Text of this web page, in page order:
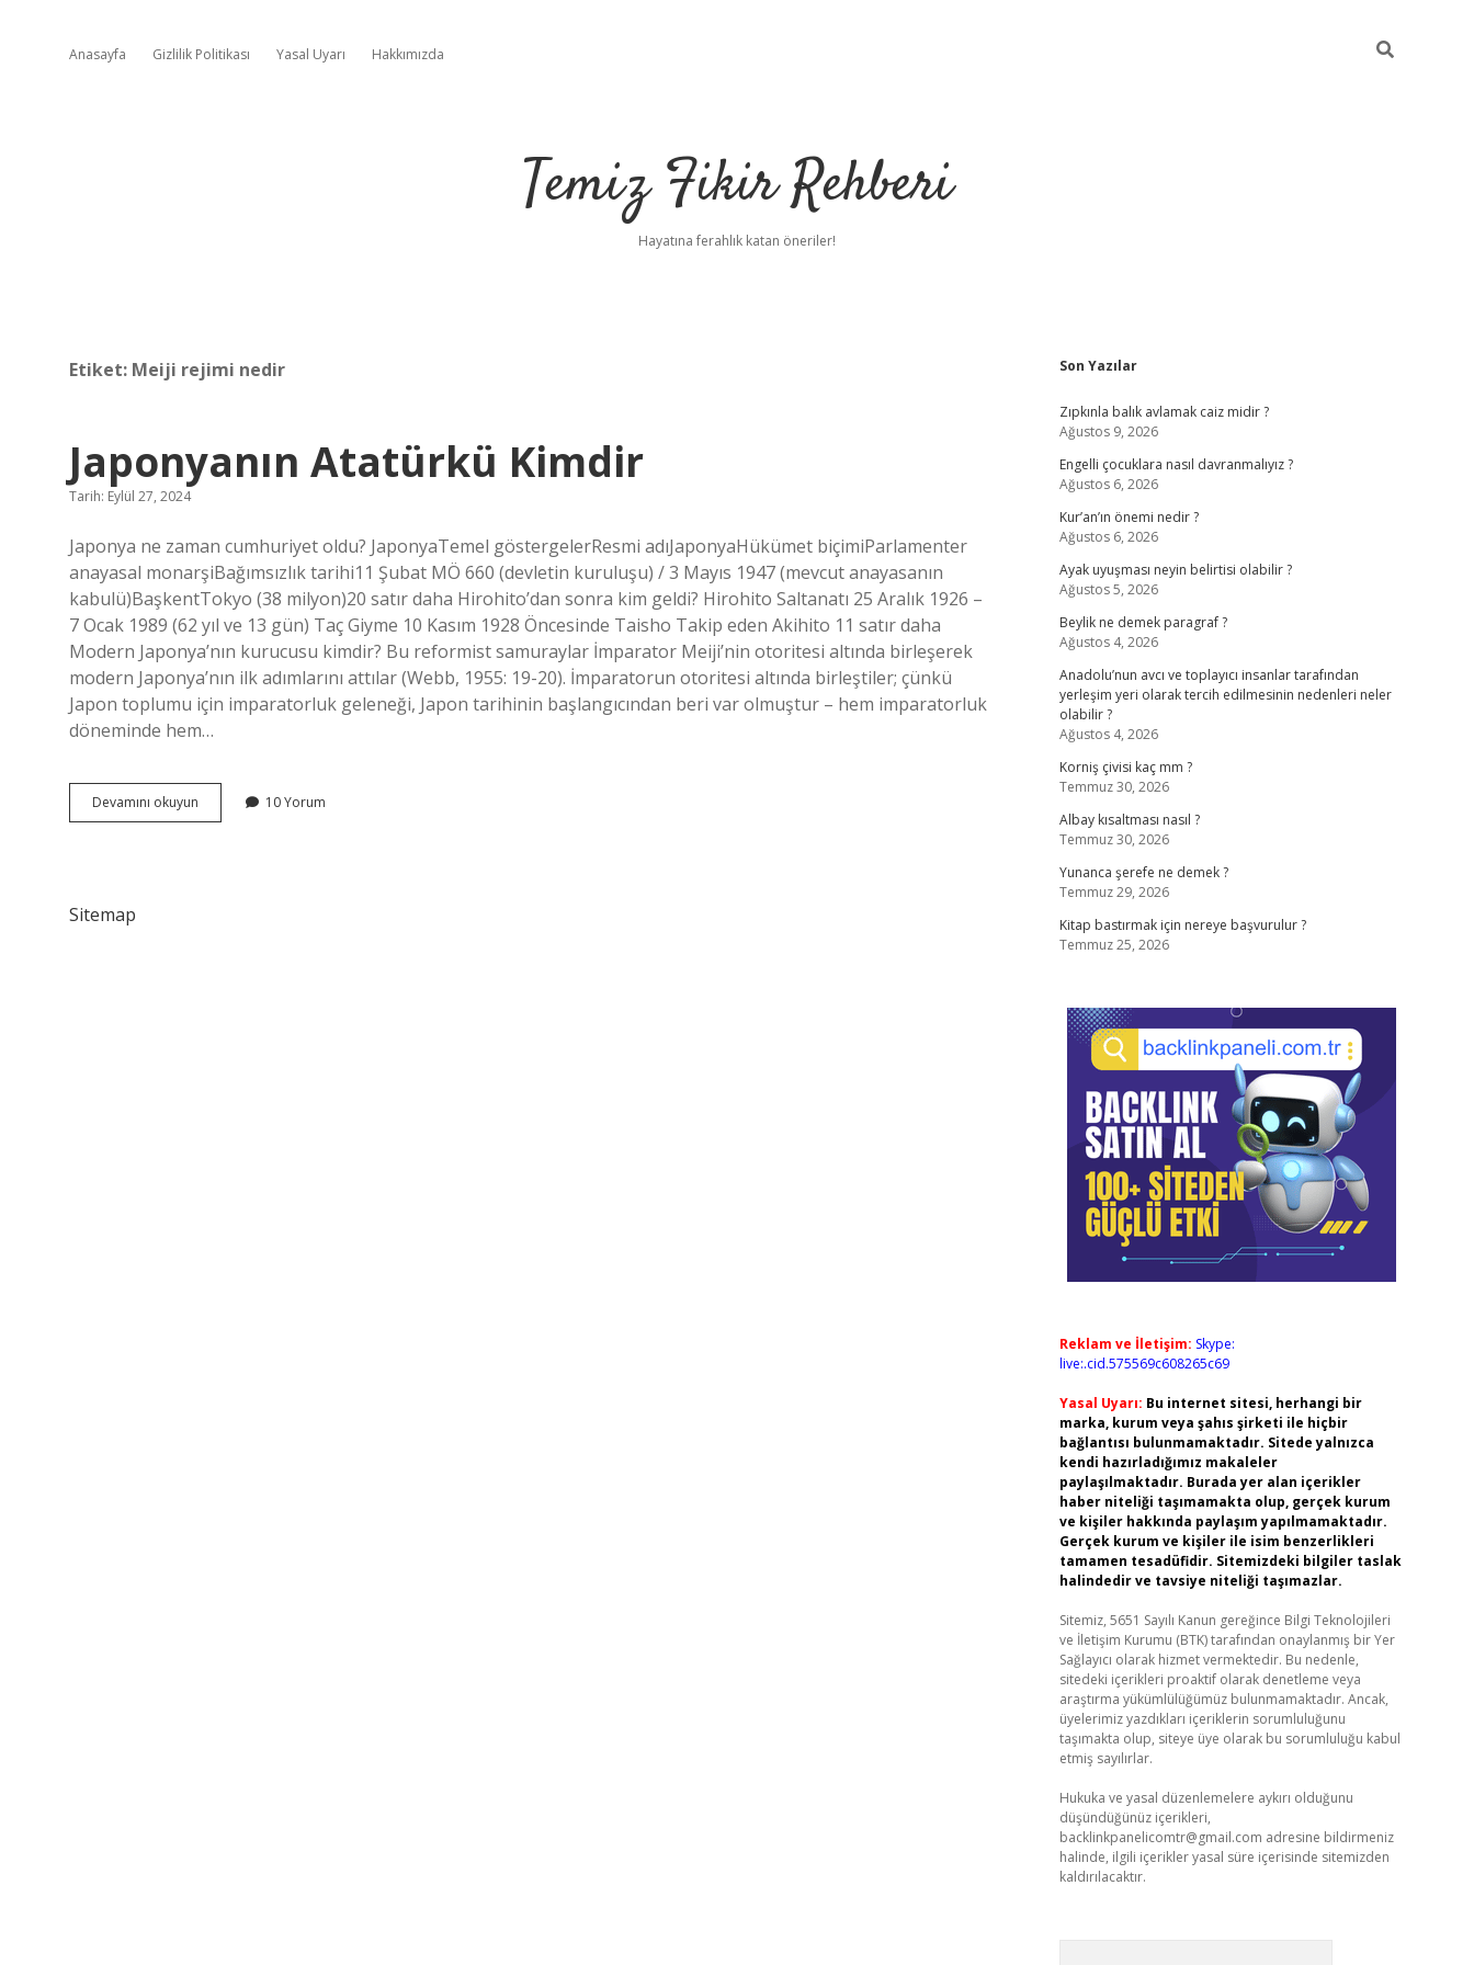
Anasayfa Gizlilik Politikası Yasal Uyarı Hakkımızda
Temiz Fikir Rehberi
Hayatına ferahlık katan öneriler!
Etiket: Meiji rejimi nedir
Japonyanın Atatürkü Kimdir
Tarih: Eylül 27, 2024
Japonya ne zaman cumhuriyet oldu? JaponyaTemel göstergelerResmi adıJaponyaHükümet biçimiParlamenter
anayasal monarşiBağımsızlık tarihi11 Şubat MÖ 660 (devletin kuruluşu) / 3 Mayıs 1947 (mevcut anayasanın
kabulü)BaşkentTokyo (38 milyon)20 satır daha Hirohito’dan sonra kim geldi? Hirohito Saltanatı 25 Aralık 1926 –
7 Ocak 1989 (62 yıl ve 13 gün) Taç Giyme 10 Kasım 1928 Öncesinde Taisho Takip eden Akihito 11 satır daha
Modern Japonya’nın kurucusu kimdir? Bu reformist samuraylar İmparator Meiji’nin otoritesi altında birleşerek
modern Japonya’nın ilk adımlarını attılar (Webb, 1955: 19-20). İmparatorun otoritesi altında birleştiler; çünkü
Japon toplumu için imparatorluk geleneği, Japon tarihinin başlangıcından beri var olmuştur – hem imparatorluk
döneminde hem…
Devamını okuyun Japonyanın
Atatürkü
10 Yorum
Sitemap
Sidebar
Son Yazılar
Zıpkınla balık avlamak caiz midir ?
Ağustos 9, 2026
Engelli çocuklara nasıl davranmalıyız ?
Ağustos 6, 2026
Kur’an’ın önemi nedir ?
Ağustos 6, 2026
Ayak uyuşması neyin belirtisi olabilir ?
Ağustos 5, 2026
Beylik ne demek paragraf ?
Ağustos 4, 2026
Anadolu’nun avcı ve toplayıcı insanlar tarafından
yerleşim yeri olarak tercih edilmesinin nedenleri neler
olabilir ?
Ağustos 4, 2026
Korniş çivisi kaç mm ?
Temmuz 30, 2026
Albay kısaltması nasıl ?
Temmuz 30, 2026
Yunanca şerefe ne demek ?
Temmuz 29, 2026
Kitap bastırmak için nereye başvurulur ?
Temmuz 25, 2026
Reklam ve İletişim: Skype:
live:.cid.575569c608265c69
Yasal Uyarı: Bu internet sitesi, herhangi bir
marka, kurum veya şahıs şirketi ile hiçbir
bağlantısı bulunmamaktadır. Sitede yalnızca
kendi hazırladığımız makaleler
paylaşılmaktadır. Burada yer alan içerikler
haber niteliği taşımamakta olup, gerçek kurum
ve kişiler hakkında paylaşım yapılmamaktadır.
Gerçek kurum ve kişiler ile isim benzerlikleri
tamamen tesadüfidir. Sitemizdeki bilgiler taslak
halindedir ve tavsiye niteliği taşımazlar.
Sitemiz, 5651 Sayılı Kanun gereğince Bilgi Teknolojileri
ve İletişim Kurumu (BTK) tarafından onaylanmış bir Yer
Sağlayıcı olarak hizmet vermektedir. Bu nedenle,
sitedeki içerikleri proaktif olarak denetleme veya
araştırma yükümlülüğümüz bulunmamaktadır. Ancak,
üyelerimiz yazdıkları içeriklerin sorumluluğunu
taşımakta olup, siteye üye olarak bu sorumluluğu kabul
etmiş sayılırlar.
Hukuka ve yasal düzenlemelere aykırı olduğunu
düşündüğünüz içerikleri,
backlinkpanelicomtr@gmail.com adresine bildirmeniz
halinde, ilgili içerikler yasal süre içerisinde sitemizden
kaldırılacaktır.